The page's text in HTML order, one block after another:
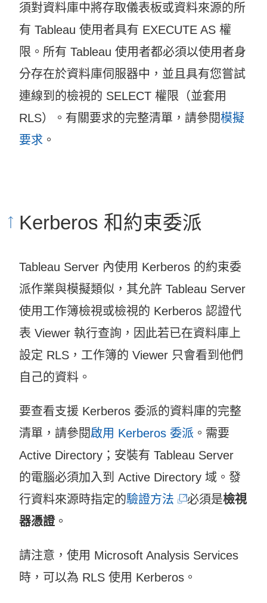
須對資料庫中將存取儀表板或資料來源的所
有 Tableau 使用者具有 EXECUTE AS 權
限。所有 Tableau 使用者都必須以使用者身
分存在於資料庫伺服器中，並且具有您嘗試
連線到的檢視的 SELECT 權限（並套用
RLS）。有關要求的完整清單，請參閱模擬
要求 。
Kerberos 和約束委派
Tableau Server 內使用 Kerberos 的約束委
派作業與模擬類似，其允許 Tableau Server
使用工作簿檢視或檢視的 Kerberos 認證代
表 Viewer 執行查詢，因此若已在資料庫上
設定 RLS，工作簿的 Viewer 只會看到他們
自己的資料。
要查看支援 Kerberos 委派的資料庫的完整
清單，請參閱啟用 Kerberos 委派 。需要
Active Directory；安裝有 Tableau Server
的電腦必須加入到 Active Directory 域。發
行資料來源時指定的驗證方法 必須是檢視
器憑證。
請注意，使用 Microsoft Analysis Services
時，可以為 RLS 使用 Kerberos。